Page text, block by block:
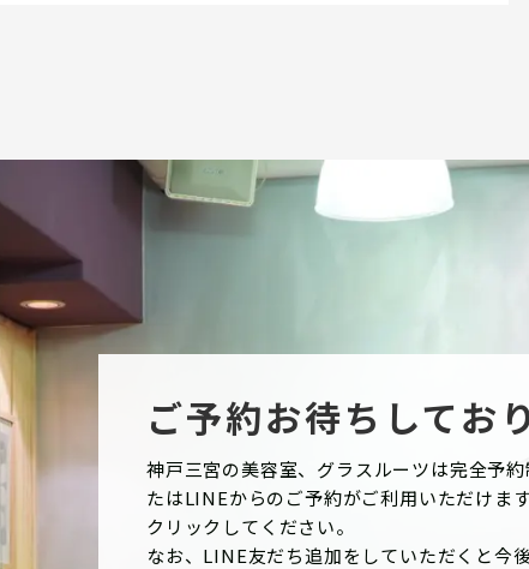
ご予約お待ちしてお
神戸三宮の美容室、グラスルーツは完全予
たはLINEからのご予約がご利用いただけま
クリックしてください。
なお、LINE友だち追加をしていただくと今